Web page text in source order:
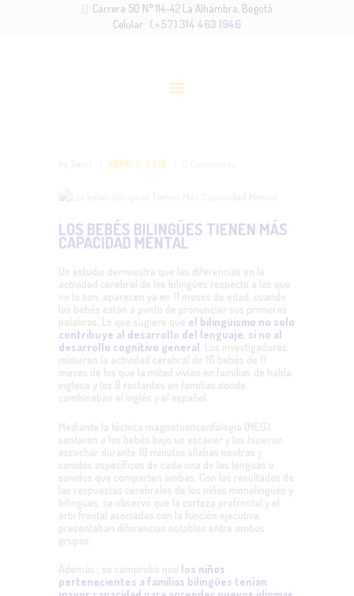
Carrera 50 N° 114–42 La Alhambra, Bogotá
Celular: (+57) 314 463 1946
ABRIL 2, 2019
LOS BEBÉS BILINGÜES TIENEN MÁS
CAPACIDAD MENTAL
Un estudio demuestra que las diferencias en la
actividad cerebral de los bilingües respecto a los que
no lo son, aparecen ya en 11 meses de edad, cuando
los bebés están a punto de pronunciar sus primeras
palabras. Lo que sugiere que el bilingüismo no solo
contribuye al desarrollo del lenguaje, si no al
desarrollo cognitivo general . Los investigadores,
midieron la actividad cerebral de 16 bebés de 11
meses de los que la mitad vivían en familias de habla
inglesa y los 8 restantes en familias donde
combinaban el inglés y el español.
Mediante la técnica magnetoencenfalogia (MEG),
sentaron a los bebés bajo un escáner y les hicieron
escuchar durante 18 minutos sílabas neutras y
sonidos específicos de cada una de las lenguas o
sonidos que comparten ambas. Con los resultados de
las respuestas cerebrales de los niños monolingües y
bilingües, se observó que la corteza prefrontal y el
orbi frontal asociadas con la función ejecutiva,
presentaban diferencias notables entre ambos
grupos.
Además , se comprobó que los niños
pertenecientes a familias bilingües tenían